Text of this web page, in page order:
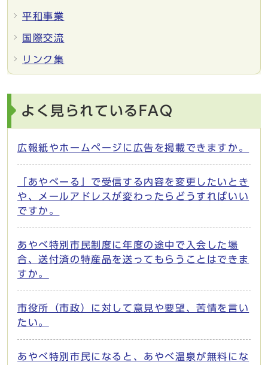
平和事業
国際交流
リンク集
よく見られているFAQ
広報紙やホームページに広告を掲載できますか。
「あやべーる」で受信する内容を変更したいとき
や、メールアドレスが変わったらどうすればいい
ですか。
あやべ特別市民制度に年度の途中で入会した場
合、送付済の特産品を送ってもらうことはできま
すか。
市役所（市政）に対して意見や要望、苦情を言い
たい。
あやべ特別市民になると、あやべ温泉が無料にな